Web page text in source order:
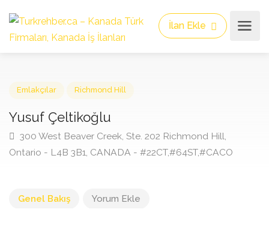
İlan Ekle
Yusuf Çeltikoğlu
300 West Beaver Creek, Ste. 202 Richmond Hill,
Genel Bakış Yorum Ekle